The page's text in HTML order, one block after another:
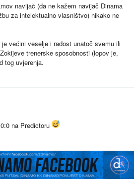
navijač (da ne kažem navijač Dinama
za intelektualno vlasništvo) nikako ne
većini veselje i radost unatoč svemu ili
trenerske sposobnosti (lopov je,
tog uvjerenja.
na Predictoru